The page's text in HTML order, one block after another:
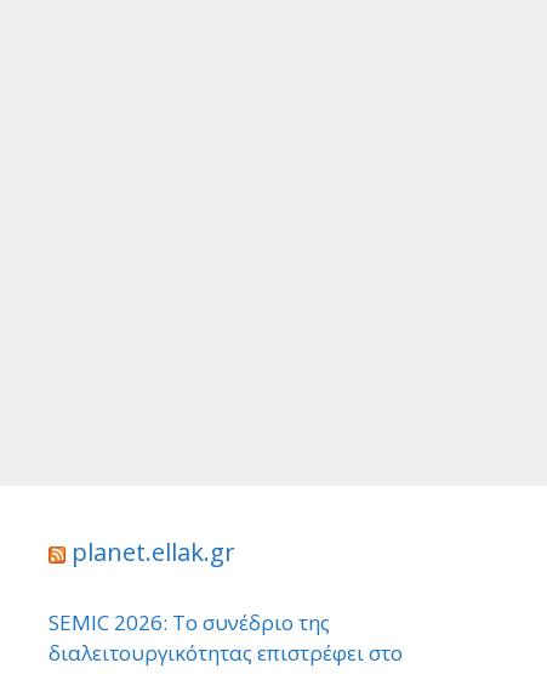
planet.ellak.gr
SEMIC 2026: Το συνέδριο της
διαλειτουργικότητας επιστρέφει στο